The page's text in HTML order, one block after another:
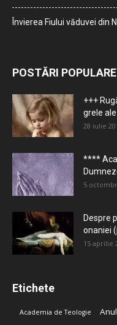
Învierea Fiului văduvei din
POSTĂRI POPULARE
+++
grele
28 iulie
****
5
Despre
onaniei
15 aprilie
Etichete
Academia de Teologie